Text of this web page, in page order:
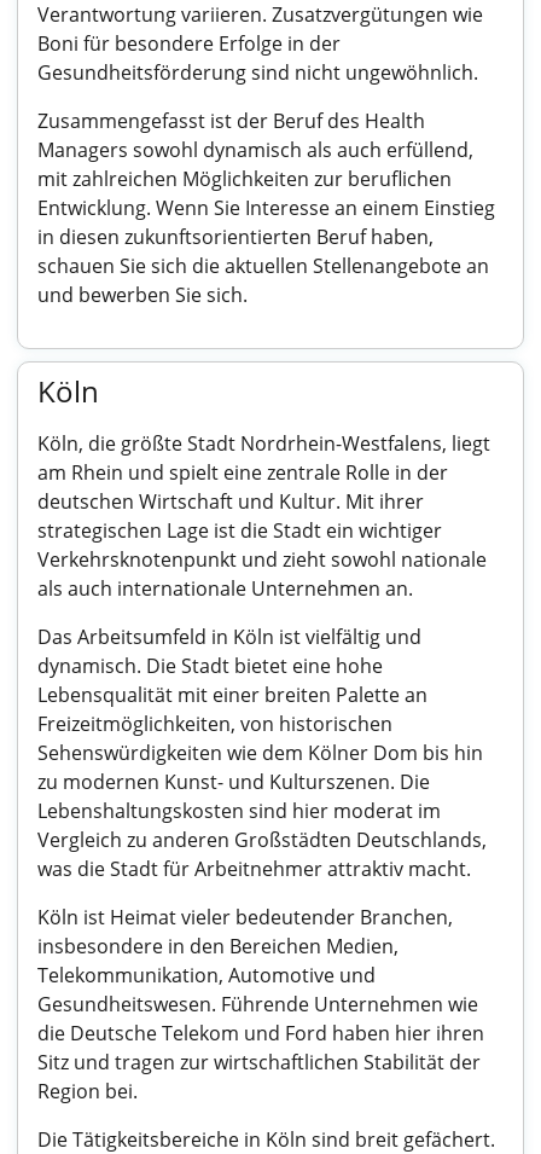
Verantwortung variieren. Zusatzvergütungen wie
Boni für besondere Erfolge in der
Gesundheitsförderung sind nicht ungewöhnlich.
Zusammengefasst ist der Beruf des Health
Managers sowohl dynamisch als auch erfüllend,
mit zahlreichen Möglichkeiten zur beruflichen
Entwicklung. Wenn Sie Interesse an einem Einstieg
in diesen zukunftsorientierten Beruf haben,
schauen Sie sich die aktuellen Stellenangebote an
und bewerben Sie sich.
Köln
Köln, die größte Stadt Nordrhein-Westfalens, liegt
am Rhein und spielt eine zentrale Rolle in der
deutschen Wirtschaft und Kultur. Mit ihrer
strategischen Lage ist die Stadt ein wichtiger
Verkehrsknotenpunkt und zieht sowohl nationale
als auch internationale Unternehmen an.
Das Arbeitsumfeld in Köln ist vielfältig und
dynamisch. Die Stadt bietet eine hohe
Lebensqualität mit einer breiten Palette an
Freizeitmöglichkeiten, von historischen
Sehenswürdigkeiten wie dem Kölner Dom bis hin
zu modernen Kunst- und Kulturszenen. Die
Lebenshaltungskosten sind hier moderat im
Vergleich zu anderen Großstädten Deutschlands,
was die Stadt für Arbeitnehmer attraktiv macht.
Köln ist Heimat vieler bedeutender Branchen,
insbesondere in den Bereichen Medien,
Telekommunikation, Automotive und
Gesundheitswesen. Führende Unternehmen wie
die Deutsche Telekom und Ford haben hier ihren
Sitz und tragen zur wirtschaftlichen Stabilität der
Region bei.
Die Tätigkeitsbereiche in Köln sind breit gefächert.